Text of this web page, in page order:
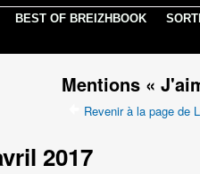
BEST OF BREIZHBOOK
Mentions «
Revenir à la page de
2017